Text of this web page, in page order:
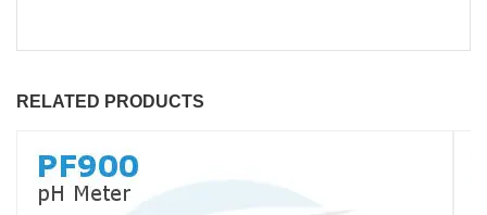
RELATED PRODUCTS